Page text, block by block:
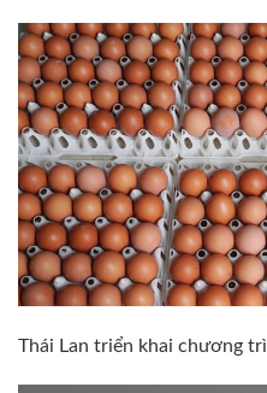
Thái Lan triển khai chương